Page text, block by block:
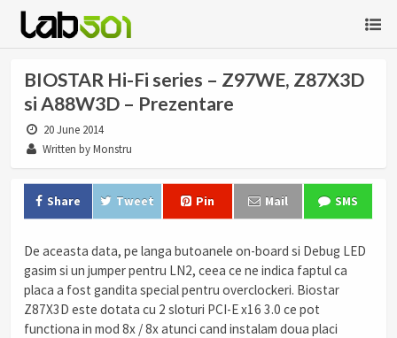
BIOSTAR Hi-Fi series – Z97WE, Z87X3D
si A88W3D – Prezentare
20 June 2014
Written by Monstru
Share Tweet Pin Mail SMS
De aceasta data, pe langa butoanele on-board si Debug LED
gasim si un jumper pentru LN2, ceea ce ne indica faptul ca
placa a fost gandita special pentru overclockeri. Biostar
Z87X3D este dotata cu 2 sloturi PCI-E x16 3.0 ce pot
functiona in mod 8x / 8x atunci cand instalam doua placi